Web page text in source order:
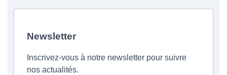
Newsletter
Inscrivez-vous à notre newsletter pour suivre
nos actualités.